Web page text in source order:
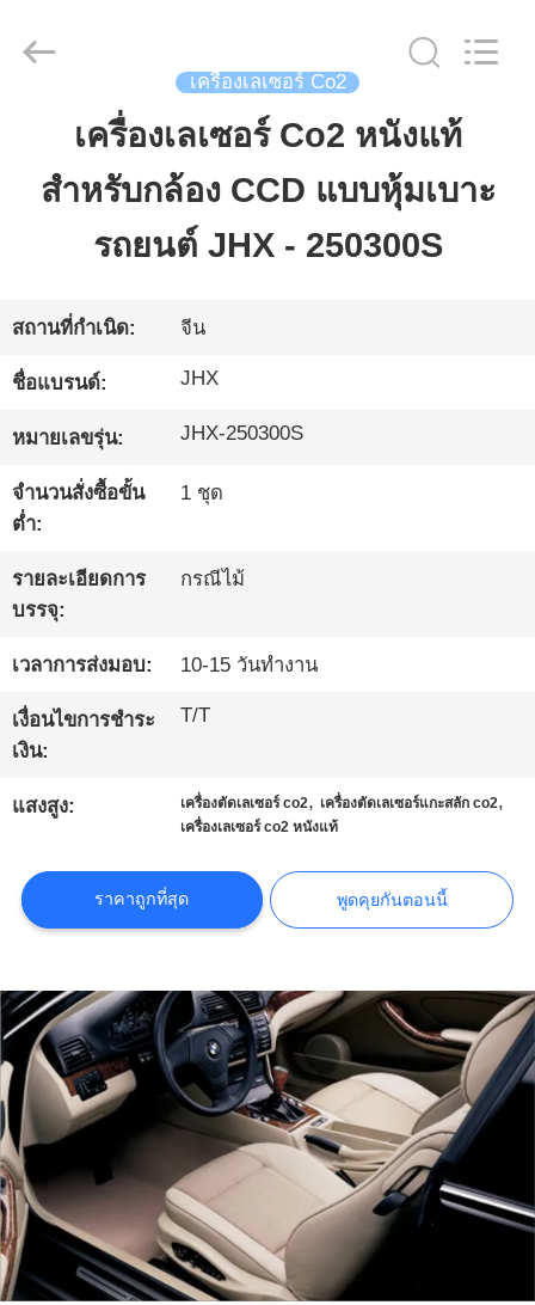
เกี่ยว
กับ
เรา
ทัวร์
โรงงาน
การ
ควบคุม
ติดต่อ
เรา
ข่าว
พูด
คุย
กัน
ตอน
Photoelectric
Co.,Ltd.
เครื่องเลเซอร์ Co2
เครื่องเลเซอร์ Co2 หนังแท้
สำหรับกล้อง CCD แบบหุ้มเบาะ
รถยนต์ JHX - 250300S
สถานที่กำเนิด: จีน
ชื่อแบรนด์: JHX
หมายเลขรุ่น: JHX-250300S
จำนวนสั่งซื้อขั้น
ต่ำ:
1 ชุด
รายละเอียดการ
บรรจุ:
กรณีไม้
เวลาการส่งมอบ: 10-15 วันทำงาน
เงื่อนไขการชำระ
เงิน:
T/T
แสงสูง: เครื่องตัดเลเซอร์ co2, เครื่องตัดเลเซอร์แกะสลัก co2,
เครื่องเลเซอร์ co2 หนังแท้
ราคาถูกที่สุด พูดคุยกันตอนนี้